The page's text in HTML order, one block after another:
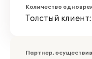
Количество
Толстый клиент:
Партнер,